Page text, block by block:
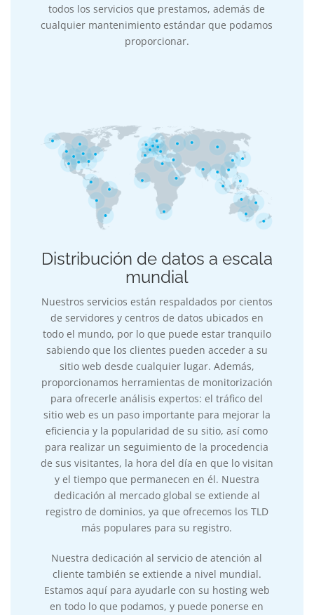
todos los servicios que prestamos, además de
cualquier mantenimiento estándar que podamos
proporcionar.
Distribución de datos a escala
mundial
Nuestros servicios están respaldados por cientos
de servidores y centros de datos ubicados en
todo el mundo, por lo que puede estar tranquilo
sabiendo que los clientes pueden acceder a su
sitio web desde cualquier lugar. Además,
proporcionamos herramientas de monitorización
para ofrecerle análisis expertos: el tráfico del
sitio web es un paso importante para mejorar la
eficiencia y la popularidad de su sitio, así como
para realizar un seguimiento de la procedencia
de sus visitantes, la hora del día en que lo visitan
y el tiempo que permanecen en él. Nuestra
dedicación al mercado global se extiende al
registro de dominios, ya que ofrecemos los TLD
más populares para su registro.
Nuestra dedicación al servicio de atención al
cliente también se extiende a nivel mundial.
Estamos aquí para ayudarle con su hosting web
en todo lo que podamos, y puede ponerse en